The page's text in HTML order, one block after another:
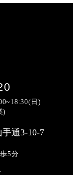
日)
)
通3-10-7
5分